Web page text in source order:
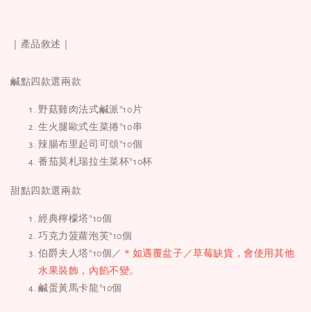
｜產品敘述｜
鹹點四款選兩款
野菇雞肉法式鹹派*10片
生火腿歐式生菜捲*10串
辣腸布里起司可頌*10個
番茄莫札瑞拉生菜杯*10杯
甜點四款選兩款
經典檸檬塔*10個
巧克力菠蘿泡芙*10個
伯爵夫人塔*10個／ ＊如遇覆盆子／草莓缺貨，會使用其他
水果裝飾，內餡不變。
鹹蛋黃馬卡龍*10個